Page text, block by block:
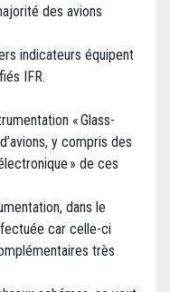
des avions
indicateurs équipent
IFR.
« Glass-
y compris des
» de ces
dans le
car celle-ci
très